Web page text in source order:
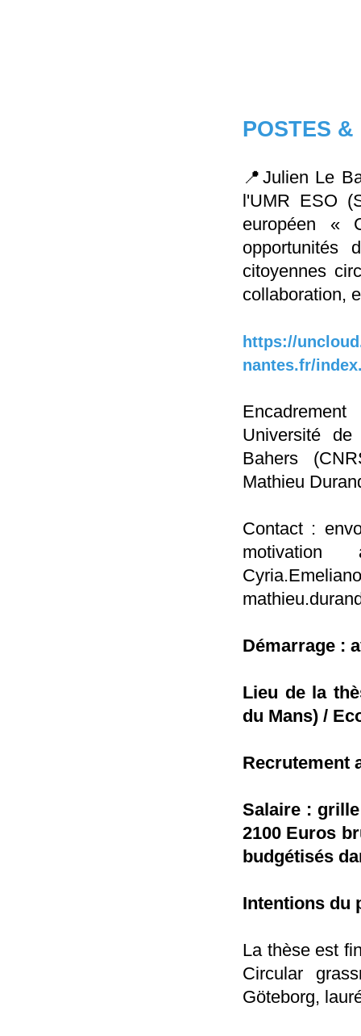
POSTES &
📍Julien Le
l'UMR ESO
européen «
opportunités
citoyennes
collaboration,
https://
nantes.fr/
Université
Bahers
Mathieu
Contact :
motivation à
Démarrage :
Lieu de la
du Mans) /
Recrutement
Salaire :
2100 Euros
budgétisés
Intentions du
La thèse est
Circular
Göteborg,